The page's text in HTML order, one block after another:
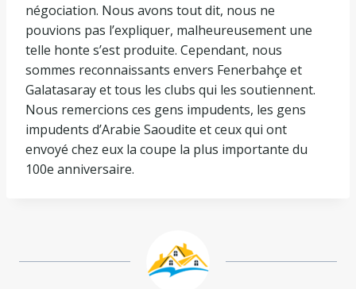
négociation. Nous avons tout dit, nous ne
pouvions pas l’expliquer, malheureusement une
telle honte s’est produite. Cependant, nous
sommes reconnaissants envers Fenerbahçe et
Galatasaray et tous les clubs qui les soutiennent.
Nous remercions ces gens impudents, les gens
impudents d’Arabie Saoudite et ceux qui ont
envoyé chez eux la coupe la plus importante du
100e anniversaire.